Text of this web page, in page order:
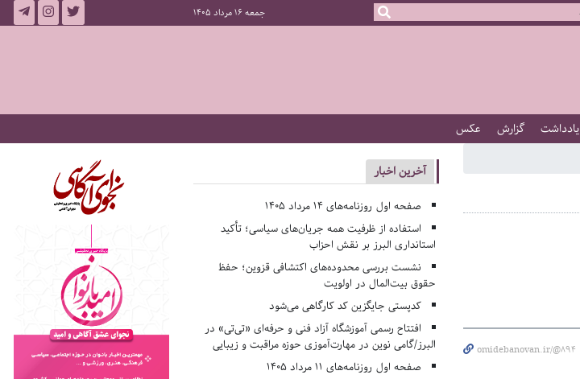
جمعه 16 مرداد 1405
یادداشت گزارش عکس
omidebanovan.ir/@894
آخرین اخبار
صفحه اول روزنامه‌های 14 مرداد 1405
استفاده از ظرفیت همه جریان‌های سیاسی؛ تأکید
استانداری البرز بر نقش احزاب
نشست بررسی محدوده‌های اکتشافی قزوین؛ حفظ
حقوق بیت‌المال در اولویت
کدپستی جایگزین کد کارگاهی می‌شود
افتتاح رسمی آموزشگاه آزاد فنی و حرفه‌ای «تی‌تی» در
البرز/گامی نوین در مهارت‌آموزی حوزه مراقبت و زیبایی
صفحه اول روزنامه‌های 11 مرداد 1405